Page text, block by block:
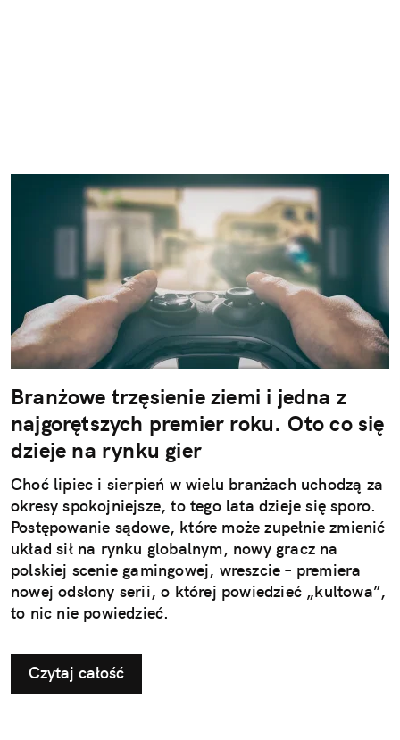
Branżowe trzęsienie ziemi i jedna z
najgorętszych premier roku. Oto co się
dzieje na rynku gier
Choć lipiec i sierpień w wielu branżach uchodzą za
okresy spokojniejsze, to tego lata dzieje się sporo.
Postępowanie sądowe, które może zupełnie zmienić
układ sił na rynku globalnym, nowy gracz na
polskiej scenie gamingowej, wreszcie – premiera
nowej odsłony serii, o której powiedzieć „kultowa”,
to nic nie powiedzieć.
Czytaj całość